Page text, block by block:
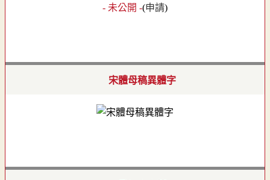
- 未公開 -(申請)
宋體母稿異體字